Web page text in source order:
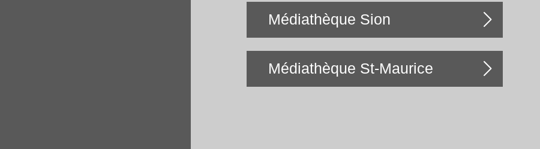
Médiathèque Sion
Médiathèque St-Maurice